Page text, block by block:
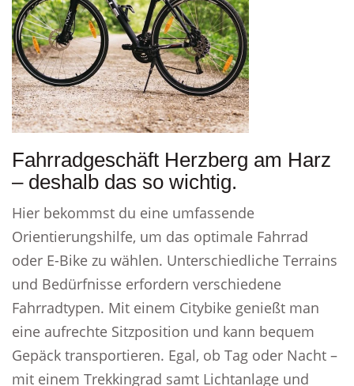
Fahrradgeschäft Herzberg am Harz
– deshalb das so wichtig.
Hier bekommst du eine umfassende
Orientierungshilfe, um das optimale Fahrrad
oder E-Bike zu wählen. Unterschiedliche Terrains
und Bedürfnisse erfordern verschiedene
Fahrradtypen. Mit einem Citybike genießt man
eine aufrechte Sitzposition und kann bequem
Gepäck transportieren. Egal, ob Tag oder Nacht –
mit einem Trekkingrad samt Lichtanlage und